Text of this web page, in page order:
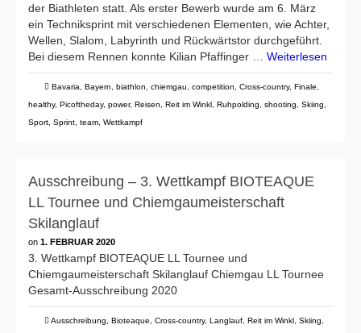
der Biathleten statt. Als erster Bewerb wurde am 6. März
ein Techniksprint mit verschiedenen Elementen, wie Achter,
Wellen, Slalom, Labyrinth und Rückwärtstor durchgeführt.
Bei diesem Rennen konnte Kilian Pfaffinger … Weiterlesen
Bavaria Bayern biathlon chiemgau competition Cross-country, Finale
healthy, Picoftheday, power, Reisen Reit im Winkl Ruhpolding shooting Skiing
Sport Sprint team Wettkampf
Ausschreibung – 3. Wettkampf BIOTEAQUE
LL Tournee und Chiemgaumeisterschaft
Skilanglauf
on 1. FEBRUAR 2020
3. Wettkampf BIOTEAQUE LL Tournee und
Chiemgaumeisterschaft Skilanglauf Chiemgau LL Tournee
Gesamt-Ausschreibung 2020
Ausschreibung Bioteaque Cross-country, Langlauf Reit im Winkl Skiing